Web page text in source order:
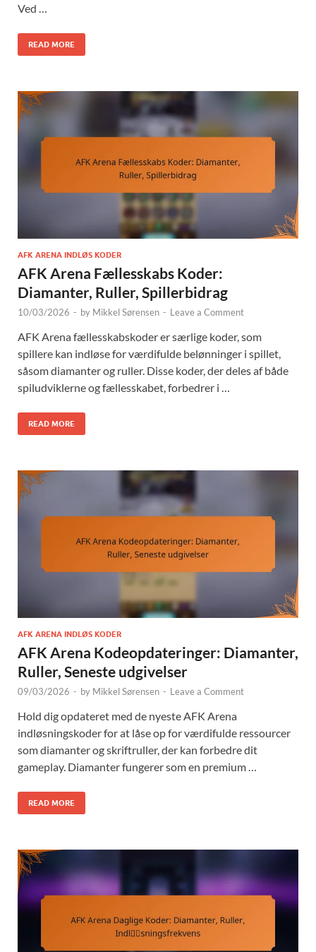
Ved …
READ MORE
AFK ARENA INDLØS KODER
AFK Arena Fællesskabs Koder:
Diamanter, Ruller, Spillerbidrag
10/03/2026 - by Mikkel Sørensen - Leave a Comment
AFK Arena fællesskabskoder er særlige koder, som
spillere kan indløse for værdifulde belønninger i spillet,
såsom diamanter og ruller. Disse koder, der deles af både
spiludviklerne og fællesskabet, forbedrer i …
READ MORE
AFK ARENA INDLØS KODER
AFK Arena Kodeopdateringer: Diamanter,
Ruller, Seneste udgivelser
09/03/2026 - by Mikkel Sørensen - Leave a Comment
Hold dig opdateret med de nyeste AFK Arena
indløsningskoder for at låse op for værdifulde ressourcer
som diamanter og skriftruller, der kan forbedre dit
gameplay. Diamanter fungerer som en premium …
READ MORE